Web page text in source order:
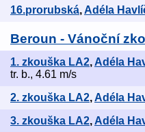
16.prorubská,Adéla
Beroun - Vánoční
1. zkouška LA2, Adéla
tr. b., 4.61 m/s
2. zkouška LA2,Adéla
3. zkouška LA2, Adéla